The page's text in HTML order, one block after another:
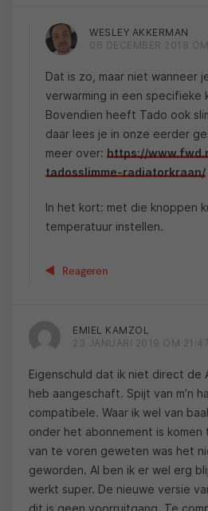
WESLEY AKKERMAN
06 DECEMBER 2018
Dat is zo, maar niet wanneer
verwarming in een specifieke
Bovendien heeft Tado ook
daar lees je in onze eerder
meer over: https://
tadosslimme-radiatorkraan/
In het kort: met die knoppen
temperatuur instellen.
Reageren
EMIEL KAMZOL
23 JANUARI 2019 OM 21:47
Eigenschuld dat ik niet direct de
heb aangeschaft. Spijt van m’n
compatibele. Waar ik wel van
onder het abonnement is komen
van te voren geweten was het
geworden. Al ben ik er wel erg
werkt super. De nieuwe versie